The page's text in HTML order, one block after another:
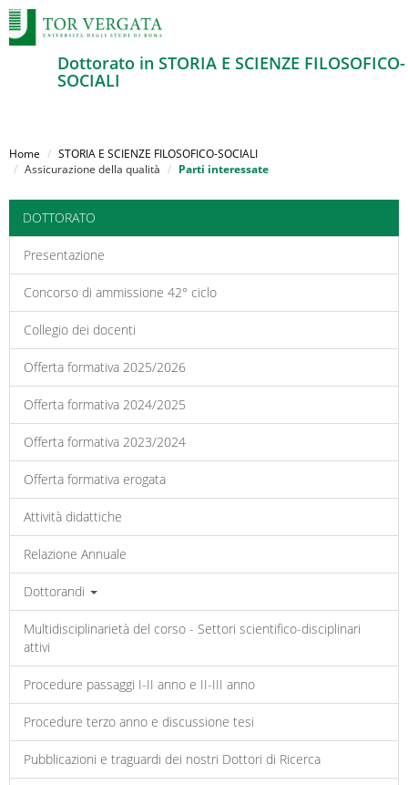
al
contenuto
Dottorato in STORIA E SCIENZE FILOSOFICO-
SOCIALI
Home
STORIA E SCIENZE FILOSOFICO-SOCIALI
Assicurazione della qualità
Parti interessate
DOTTORATO
Presentazione
Concorso di ammissione 42° ciclo
Collegio dei docenti
Offerta formativa 2025/2026
Offerta formativa 2024/2025
Offerta formativa 2023/2024
Offerta formativa erogata
Attività didattiche
Relazione Annuale
Dottorandi
Multidisciplinarietà del corso - Settori scientifico-disciplinari
attivi
Procedure passaggi I-II anno e II-III anno
Procedure terzo anno e discussione tesi
Pubblicazioni e traguardi dei nostri Dottori di Ricerca